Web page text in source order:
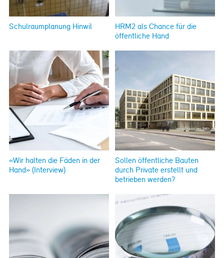
Schulraumplanung Hinwil
HRM2 als Chance für die
öffentliche Hand
«Wir halten die Fäden in der
Hand» (Interview)
Sollen öffentliche Bauten
durch Private erstellt und
betrieben werden?